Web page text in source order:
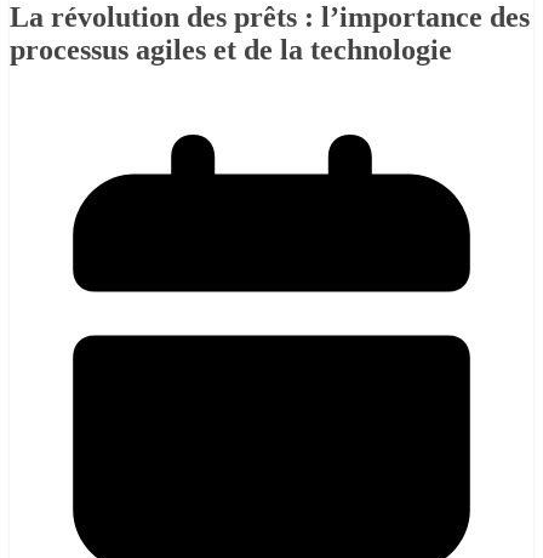
La révolution des prêts : l’importance des
processus agiles et de la technologie